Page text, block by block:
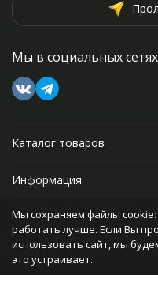
Мы в социальных
Каталог товаров
Информация
Прочее
Политика персональных
Мы сохраняем файлы cookie:
работать лучше. Если Вы
использовать сайт, мы
это устраивает.